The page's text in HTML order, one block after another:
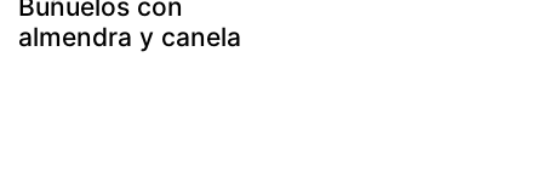
Buñuelos con
almendra y canela